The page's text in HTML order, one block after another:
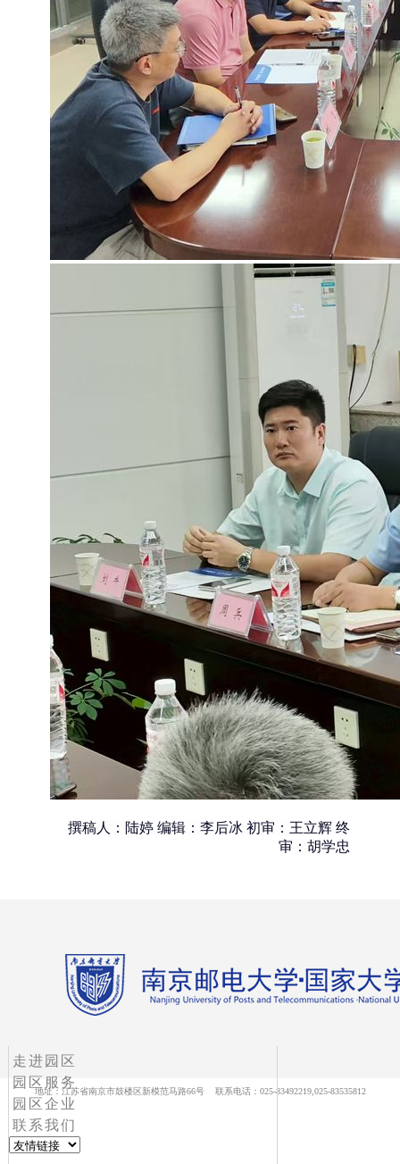
撰稿人：陆婷 编辑：李后冰 初审：王立辉 终
审：胡学忠
走进园区
园区服务
园区企业
联系我们
地址：江苏省南京市鼓楼区新模范马路66号 联系电话：025-83492219,025-83535812